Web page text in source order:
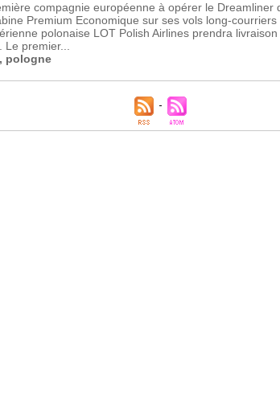
compagnie européenne à opérer le Dreamliner
Premium Economique sur ses vols long-courriers
polonaise LOT Polish Airlines prendra
premier...
pologne